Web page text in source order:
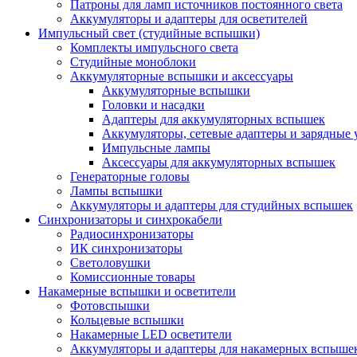
Патроны для ламп источников постоянного света
Аккумуляторы и адаптеры для осветителей
Импульсный свет (студийные вспышки)
Комплекты импульсного света
Студийные моноблоки
Аккумуляторные вспышки и аксессуары
Аккумуляторные вспышки
Головки и насадки
Адаптеры для аккумуляторных вспышек
Аккумуляторы, сетевые адаптеры и зарядные
Импульсные лампы
Аксессуары для аккумуляторных вспышек
Генераторные головы
Лампы вспышки
Аккумуляторы и адаптеры для студийных вспышек
Синхронизаторы и синхрокабели
Радиосинхронизаторы
ИК синхронизаторы
Светоловушки
Комиссионные товары
Накамерные вспышки и осветители
Фотовспышки
Кольцевые вспышки
Накамерные LED осветители
Аккумуляторы и адаптеры для накамерных